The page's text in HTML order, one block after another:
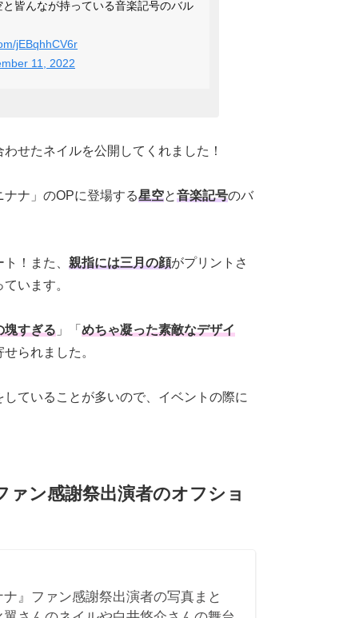
皆んなが持っている音楽記号のバル
jEBqhhCV6r
11, 2022
せたネイルを公開してくれました！
ナナ」のOPに登場する星空と音楽記号のバ
！また、 親指には三月の顔がプリントさ
います。
塊すぎる 」「 めちゃ凝った素敵なデザイ
られました。
ていることが多いので、イベントの際に
ァン感謝祭出演者のオフショ